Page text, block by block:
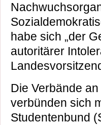
habe sich „der
autoritärer
Die Verbände
verbünden sich
Studentenbund